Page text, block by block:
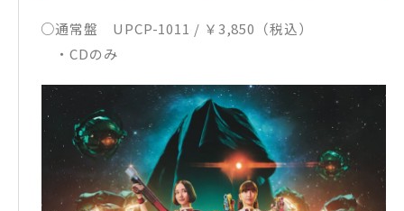
○通常盤 UPCP-1011 / ￥3,850（税込）
・CDのみ